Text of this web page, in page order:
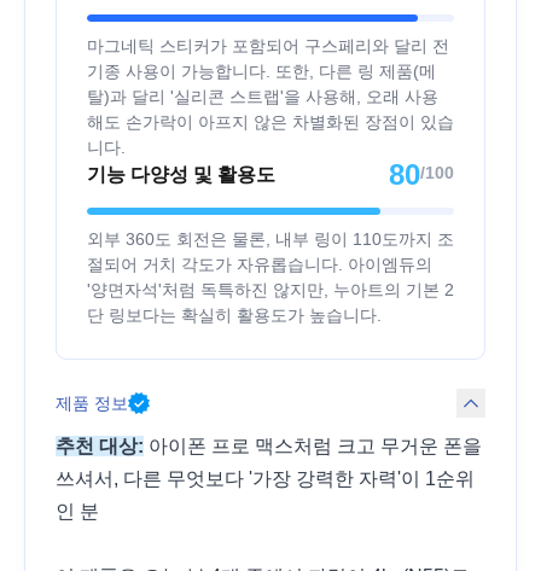
마그네틱 스티커가 포함되어 구스페리와 달리 전
기종 사용이 가능합니다. 또한, 다른 링 제품(메
탈)과 달리 '실리콘 스트랩'을 사용해, 오래 사용
해도 손가락이 아프지 않은 차별화된 장점이 있습
니다.
기능 다양성 및 활용도 80/100
외부 360도 회전은 물론, 내부 링이 110도까지 조
절되어 거치 각도가 자유롭습니다. 아이엠듀의
'양면자석'처럼 독특하진 않지만, 누아트의 기본 2
단 링보다는 확실히 활용도가 높습니다.
제품 정보
추천 대상: 아이폰 프로 맥스처럼 크고 무거운 폰을
쓰셔서, 다른 무엇보다 '가장 강력한 자력'이 1순위
인 분